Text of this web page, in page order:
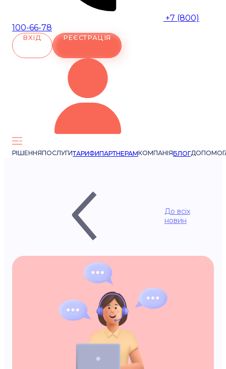
+7 (800)
100-66-78
ВХІД РЕЄСТРАЦІЯ
РІШЕННЯПОСЛУГИТАРИФИПАРТНЕРАМКОМПАНІЯБЛОГ
До всіх
новин